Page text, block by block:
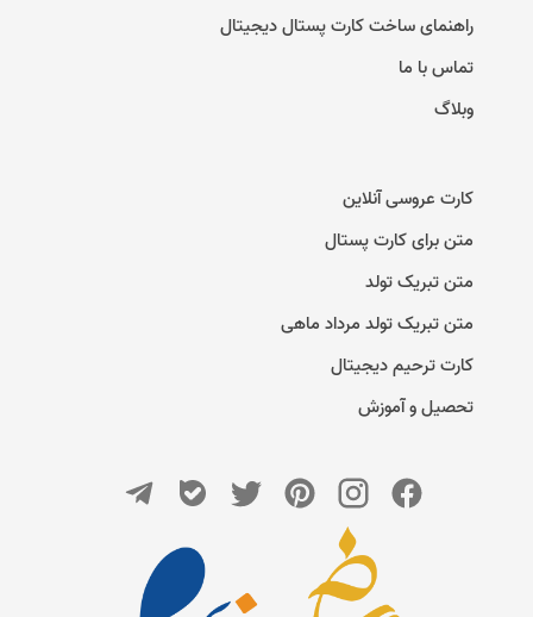
راهنمای ساخت کارت پستال دیجیتال
تماس با ما
وبلاگ
کارت عروسی آنلاین
متن برای کارت پستال
متن تبریک تولد
متن تبریک تولد مرداد ماهی
کارت ترحیم دیجیتال
تحصیل و آموزش